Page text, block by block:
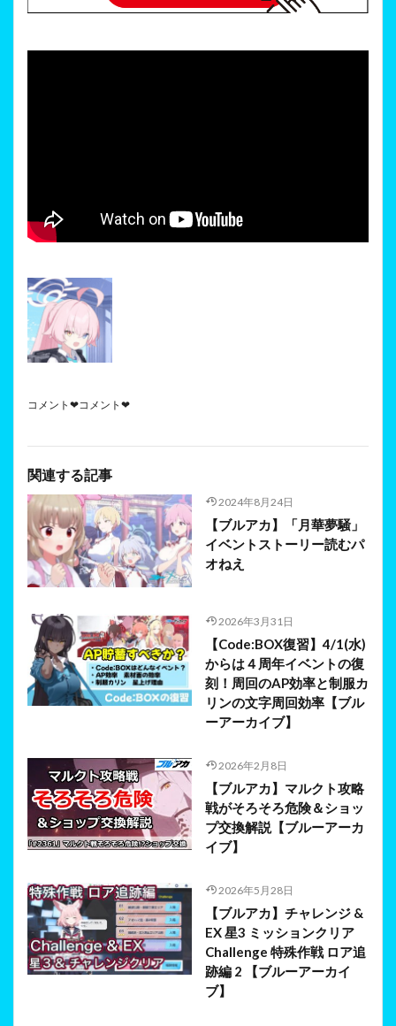
コメント❤コメント❤
関連する記事
2024年8月24日
【ブルアカ】「月華夢騒」
イベントストーリー読むパ
オねえ
2026年3月31日
【Code:BOX復習】4/1(水)
からは４周年イベントの復
刻！周回のAP効率と制服カ
リンの文字周回効率【ブル
ーアーカイブ】
2026年2月8日
【ブルアカ】マルクト攻略
戦がそろそろ危険＆ショッ
プ交換解説【ブルーアーカ
イブ】
2026年5月28日
【ブルアカ】チャレンジ &
EX 星3 ミッションクリア
Challenge 特殊作戦 ロア追
跡編 2 【ブルーアーカイ
ブ】